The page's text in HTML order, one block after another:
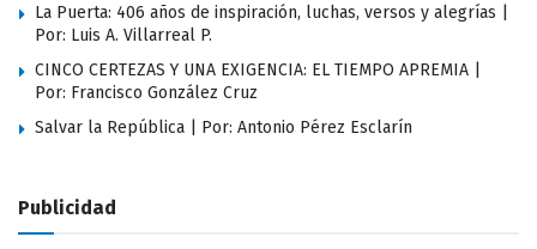
La Puerta: 406 años de inspiración, luchas, versos y alegrías |
Por: Luis A. Villarreal P.
CINCO CERTEZAS Y UNA EXIGENCIA: EL TIEMPO APREMIA |
Por: Francisco González Cruz
Salvar la República | Por: Antonio Pérez Esclarín
Publicidad